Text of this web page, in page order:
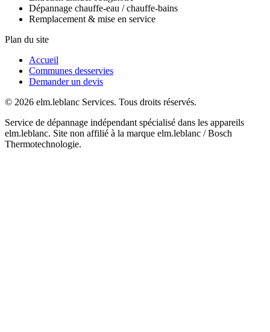
Dépannage chauffe-eau / chauffe-bains
Remplacement & mise en service
Plan du site
Accueil
Communes desservies
Demander un devis
© 2026 elm.leblanc Services. Tous droits réservés.
Service de dépannage indépendant spécialisé dans les appareils
elm.leblanc. Site non affilié à la marque elm.leblanc / Bosch
Thermotechnologie.